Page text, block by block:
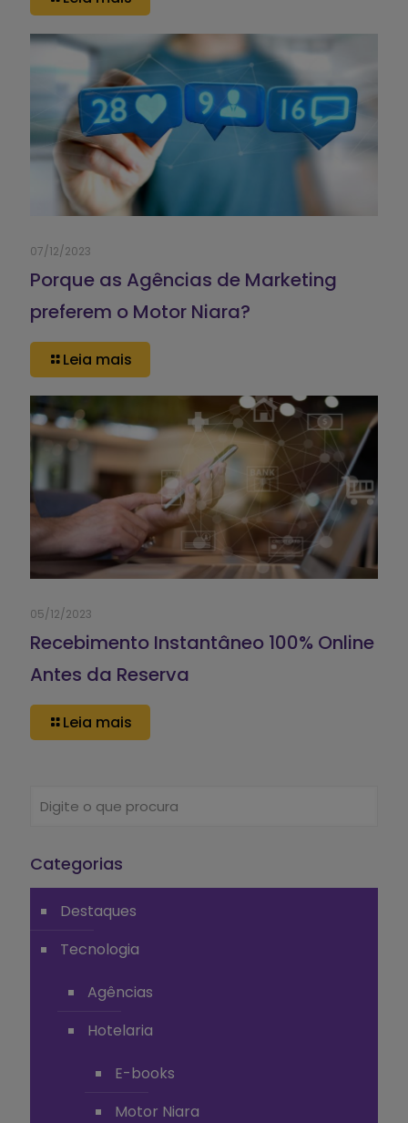
07/12/2023
Porque as Agências de Marketing
preferem o Motor Niara?
Leia mais
05/12/2023
Recebimento Instantâneo 100% Online
Antes da Reserva
Leia mais
Categorias
Destaques
Tecnologia
Agências
Hotelaria
E-books
Motor Niara